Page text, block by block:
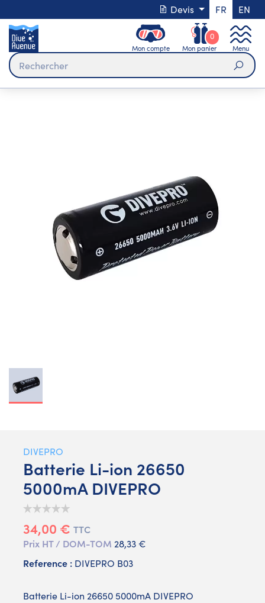
Devis FR EN
Mon compte Mon panier
0
Menu
DIVEPRO
Batterie Li-ion 26650
5000mA DIVEPRO
34,00 € TTC
Prix HT / DOM-TOM 28,33 €
Reference : DIVEPRO B03
Batterie Li-ion 26650 5000mA DIVEPRO